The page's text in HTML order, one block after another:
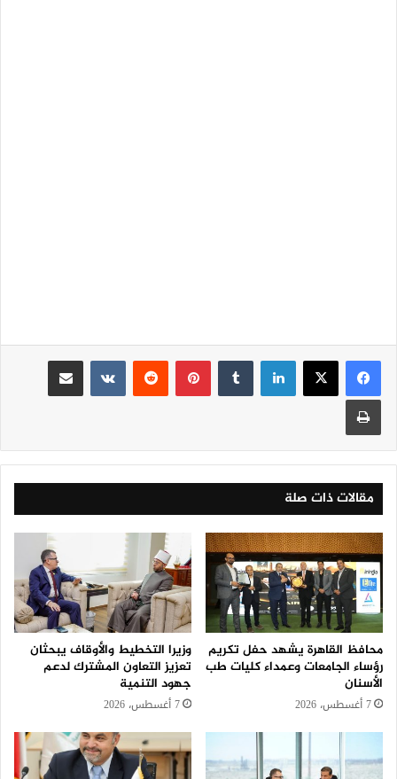
لينكدإن بينتيريست
مقالات ذات صلة
محافظ القاهرة يشهد حفل تكريم
رؤساء الجامعات وعمداء كليات طب
الأسنان
7 أغسطس، 2026
وزيرا التخطيط والأوقاف يبحثان
تعزيز التعاون المشترك لدعم
جهود التنمية
7 أغسطس، 2026